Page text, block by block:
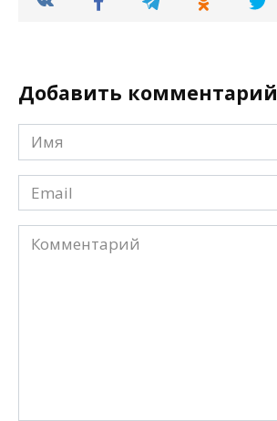
Добавить комментарий
Имя
*
Email
*
Комментарий